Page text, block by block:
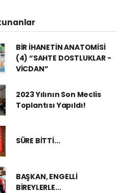
BİR İHANETİN ANATOMİSİ
(4) “SAHTE DOSTLUKLAR -
VİCDAN”
2023 Yılının Son Meclis
Toplantısı Yapıldı!
SÜRE BİTTİ...
BAŞKAN, ENGELLİ
BİREYLERLE...